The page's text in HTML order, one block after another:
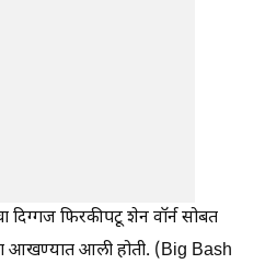
दिग्गज फिरकीपटू शेन वॉर्न सोबत
आखण्यात आली होती. (Big Bash